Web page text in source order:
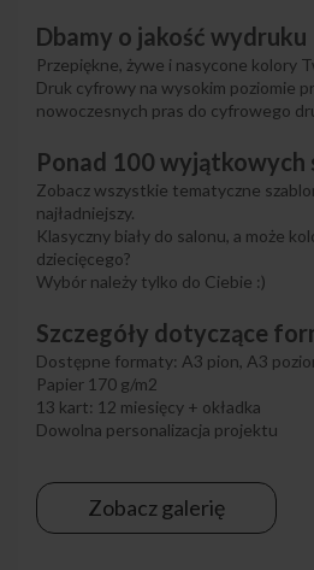
Dbamy o jakość wydruku
Przepiękne, żywe i nasycone kolory
Druk cyfrowy na wysokim poziomie
nowoczesnych pras do cyfrowego
Ponad 100 wyjątkowych
Zobacz wszystkie tematyczne
najładniejszy.
Klasyczny biały do salonu, a może
dziecięcego?
Wybór należy tylko do Ciebie :)
Szczegóły dotyczące
Dostępne formaty: A3 pion, A3
Papier 170 g/m2
13 kart: 12 miesięcy + okładka
Dowolna personalizacja projektu
Zobacz galerię